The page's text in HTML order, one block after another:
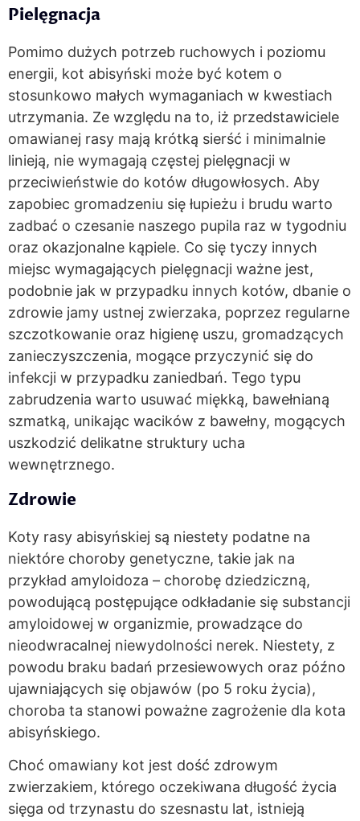
Pielęgnacja
Pomimo dużych potrzeb ruchowych i poziomu
energii, kot abisyński może być kotem o
stosunkowo małych wymaganiach w kwestiach
utrzymania. Ze względu na to, iż przedstawiciele
omawianej rasy mają krótką sierść i minimalnie
linieją, nie wymagają częstej pielęgnacji w
przeciwieństwie do kotów długowłosych. Aby
zapobiec gromadzeniu się łupieżu i brudu warto
zadbać o czesanie naszego pupila raz w tygodniu
oraz okazjonalne kąpiele. Co się tyczy innych
miejsc wymagających pielęgnacji ważne jest,
podobnie jak w przypadku innych kotów, dbanie o
zdrowie jamy ustnej zwierzaka, poprzez regularne
szczotkowanie oraz higienę uszu, gromadzących
zanieczyszczenia, mogące przyczynić się do
infekcji w przypadku zaniedbań. Tego typu
zabrudzenia warto usuwać miękką, bawełnianą
szmatką, unikając wacików z bawełny, mogących
uszkodzić delikatne struktury ucha
wewnętrznego.
Zdrowie
Koty rasy abisyńskiej są niestety podatne na
niektóre choroby genetyczne, takie jak na
przykład amyloidoza – chorobę dziedziczną,
powodującą postępujące odkładanie się substancji
amyloidowej w organizmie, prowadzące do
nieodwracalnej niewydolności nerek. Niestety, z
powodu braku badań przesiewowych oraz późno
ujawniających się objawów (po 5 roku życia),
choroba ta stanowi poważne zagrożenie dla kota
abisyńskiego.
Choć omawiany kot jest dość zdrowym
zwierzakiem, którego oczekiwana długość życia
sięga od trzynastu do szesnastu lat, istnieją